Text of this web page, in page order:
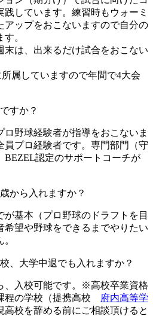
しています。練習時もウォーミ
アップをおこないますので自分の
。
末は、出来るだけ試合をおこない
所属していますので年間で4大会
すか？
野球経験者が指導をおこないま
員プロ経験者です。専門部門（守
BEZEL認定のサポートコーチが
から入れますか？
が基本（プロ野球のドラフトを目
希望や野球をできるまでやりたい
、大学中退でも入れますか？
、入校可能です。※高校卒業資格
程の学校（提携高校
府内高等学
高校を辞める前にご相談頂けると